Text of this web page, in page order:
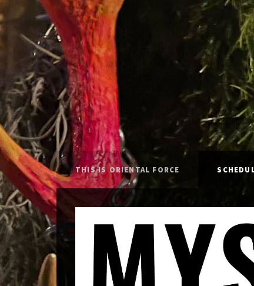
THIS IS ORIENTAL FORCE